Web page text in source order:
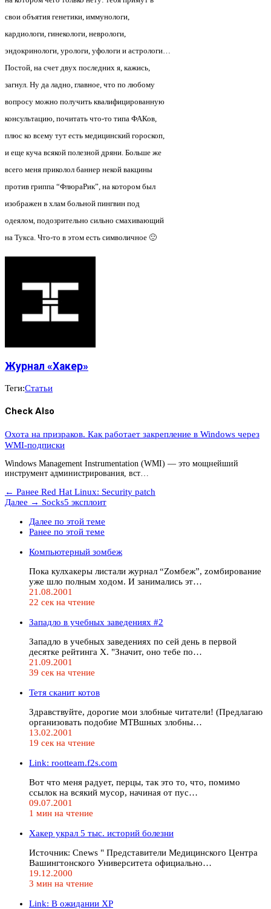
свои объятия генетики, иммунологи,
кардиологи, гинекологи, неврологи,
эндокринологи, урологи, уфологи и астрологи…
Постой, на счет двух последних я, кажись,
загнул. Ну да ладно, главное, что по любому
вопросу можно получить квалифицированную
консультацию, почитать что-то типа ФАКов,
плюс ко всему тут есть медицинский гороскоп,
и еще куча всякой полезной дряни. Больше же
всего меня приколол баннер некой вакцины
против гриппа “ФлюраРик”, на котором был
изображен в хлам больной пингвин под
одеялом, подозрительно сильно смахивающий
на Тукса. Что-то в этом есть символичное 🙂
Журнал «Хакер»
Теги:Статьи
Check Also
Охота на призраков. Как работает закрепление в Windows через
WMI-подписки
Windows Management Instrumentation (WMI) — это мощнейший
инструмент администрирования, вст…
← Ранее Red Hat Linux: Security patch
Далее → Socks5 эксплоит
Далее по этой теме
Ранее по этой теме
Компьютерный зомбеж
Пока кулхакеры листали журнал “Zoмбеж”, zомбирование
уже шло полным ходом. И занимались эт…
21.08.2001
22 сек на чтение
Западло в учебных заведениях #2
Западло в учебных заведениях по сей день в первой
десятке рейтинга Х. "Значит, оно тебе по…
21.09.2001
39 сек на чтение
Тетя сканит котов
Здравствуйте, дорогие мои злобные читатели! (Предлагаю
организовать подобие МТВшных злобны…
13.02.2001
19 сек на чтение
Link: rootteam.f2s.com
Вот что меня радует, перцы, так это то, что, помимо
ссылок на всякий мусор, начиная от пус…
09.07.2001
1 мин на чтение
Хакер украл 5 тыс. историй болезни
Истoчник: Cnews " Представители Медицинского Центра
Вашингтонского Университета официально…
19.12.2000
3 мин на чтение
Link: В ожидании XP